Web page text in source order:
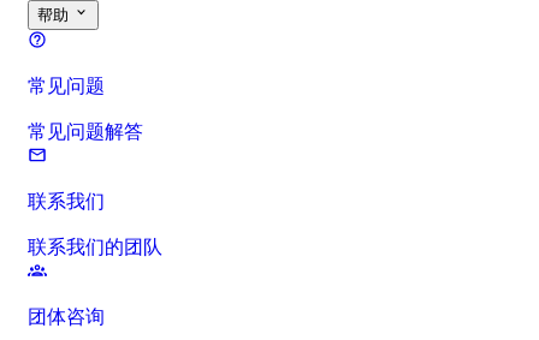
帮助
常见问题
常见问题解答
联系我们
联系我们的团队
团体咨询